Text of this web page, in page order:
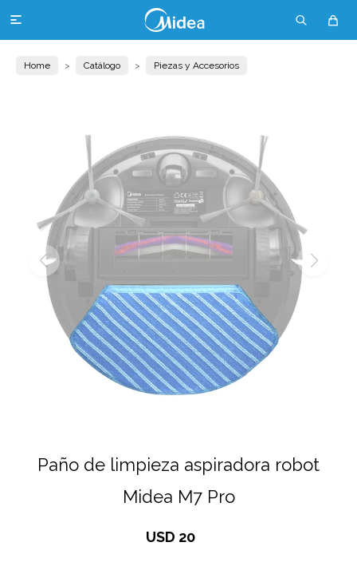

Home Catálogo Piezas y Accesorios
Paño de limpieza aspiradora robot
Midea M7 Pro
USD 20